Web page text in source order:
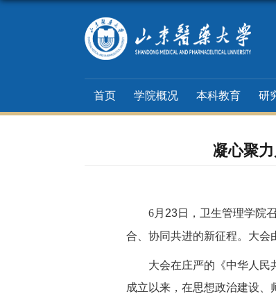
首页 学院概况 本科教育 研
凝心聚
6月 23日，卫生管理学院
合、协同共进的新征程。大会
大会在庄严的《中华人民
成立以来，在思想政治建设